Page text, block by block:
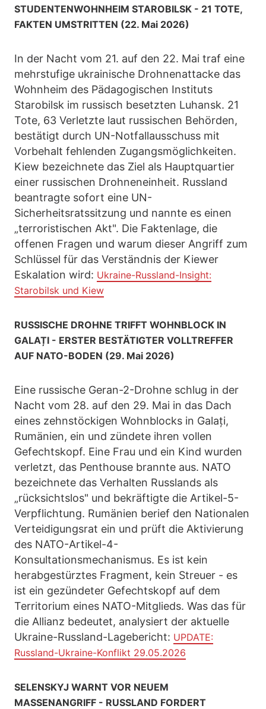
STUDENTENWOHNHEIM STAROBILSK - 21 TOTE,
FAKTEN UMSTRITTEN (22. Mai 2026)
In der Nacht vom 21. auf den 22. Mai traf eine
mehrstufige ukrainische Drohnenattacke das
Wohnheim des Pädagogischen Instituts
Starobilsk im russisch besetzten Luhansk. 21
Tote, 63 Verletzte laut russischen Behörden,
bestätigt durch UN-Notfallausschuss mit
Vorbehalt fehlenden Zugangsmöglichkeiten.
Kiew bezeichnete das Ziel als Hauptquartier
einer russischen Drohneneinheit. Russland
beantragte sofort eine UN-
Sicherheitsratssitzung und nannte es einen
„terroristischen Akt". Die Faktenlage, die
offenen Fragen und warum dieser Angriff zum
Schlüssel für das Verständnis der Kiewer
Eskalation wird: Ukraine-Russland-Insight:
Starobilsk und Kiew
RUSSISCHE DROHNE TRIFFT WOHNBLOCK IN
GALAȚI - ERSTER BESTÄTIGTER VOLLTREFFER
AUF NATO-BODEN (29. Mai 2026)
Eine russische Geran-2-Drohne schlug in der
Nacht vom 28. auf den 29. Mai in das Dach
eines zehnstöckigen Wohnblocks in Galați,
Rumänien, ein und zündete ihren vollen
Gefechtskopf. Eine Frau und ein Kind wurden
verletzt, das Penthouse brannte aus. NATO
bezeichnete das Verhalten Russlands als
„rücksichtslos" und bekräftigte die Artikel-5-
Verpflichtung. Rumänien berief den Nationalen
Verteidigungsrat ein und prüft die Aktivierung
des NATO-Artikel-4-
Konsultationsmechanismus. Es ist kein
herabgestürztes Fragment, kein Streuer - es
ist ein gezündeter Gefechtskopf auf dem
Territorium eines NATO-Mitglieds. Was das für
die Allianz bedeutet, analysiert der aktuelle
Ukraine-Russland-Lagebericht: UPDATE:
Russland-Ukraine-Konflikt 29.05.2026
SELENSKYJ WARNT VOR NEUEM
MASSENANGRIFF - RUSSLAND FORDERT